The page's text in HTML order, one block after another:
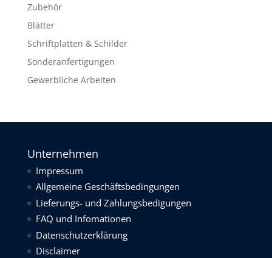
Zubehör
Blätter
Schriftplatten & Schilder
Sonderanfertigungen
Gewerbliche Arbeiten
Unternehmen
Impressum
Allgemeine Geschäftsbedingungen
Lieferungs- und Zahlungsbedigungen
FAQ und Infomationen
Datenschutzerklärung
Disclaimer